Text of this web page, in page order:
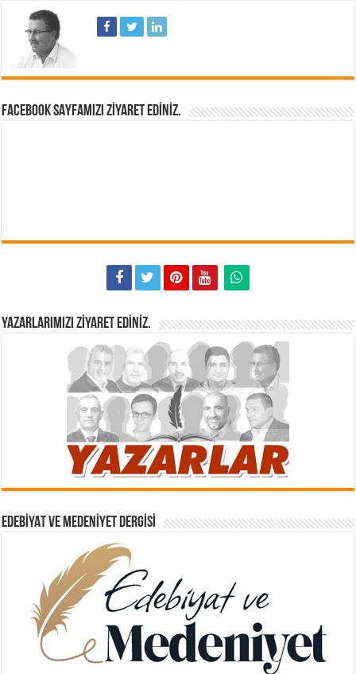
FACEBOOK SAYFAMIZI ZIYARET EDINIZ.
YAZARLARIMIZI ZIYARET EDINIZ.
EDEBIYAT VE MEDENIYET DERGISI